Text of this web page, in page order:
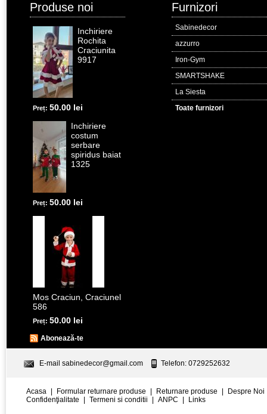
Produse noi
Inchiriere
Rochita
Craciunita
9917
Preț: 50.00 lei
Inchiriere
costum
serbare
spiridus baiat
1325
Preț: 50.00 lei
Mos Craciun, Craciunel
586
Preț: 50.00 lei
Abonează-te
Furnizori
Sabinedecor
azzurro
Iron-Gym
SMARTSHAKE
La Siesta
Toate furnizori
E-mail sabinedecor@gmail.com Telefon: 0729252632
Acasa Formular returnare produse Returnare produse
Despre Noi
Confidenţialitate
Termeni si conditii ANPC Links